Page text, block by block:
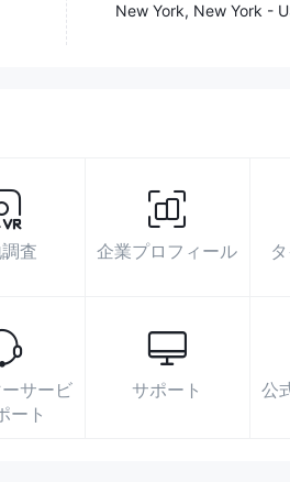
New York, New York -
査 企業プロフィール
サービ
ート
サポート
公